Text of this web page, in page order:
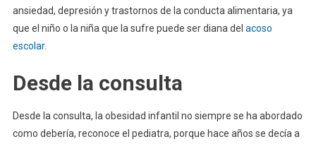
ansiedad, depresión y trastornos de la conducta alimentaria, ya
que el niño o la niña que la sufre puede ser diana del acoso
escolar.
Desde la consulta
Desde la consulta, la obesidad infantil no siempre se ha abordado
como debería, reconoce el pediatra, porque hace años se decía a